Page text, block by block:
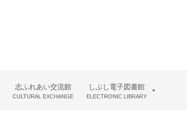
志ふれあい交流館
CULTURAL EXCHANGE
しぶし電子図書館
ELECTRONIC LIBRARY